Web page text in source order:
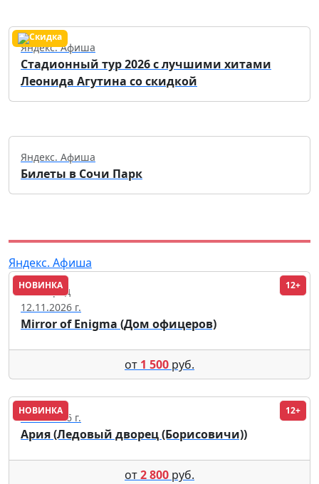
Яндекс. Афиша
Стадионный тур 2026 с лучшими хитами
Леонида Агутина со скидкой
Яндекс. Афиша
Билеты в Сочи Парк
Яндекс. Афиша
НОВИНКА 12+
Волгоград
12.11.2026 г.
Mirror of Enigma (Дом офицеров)
от 1 500 руб.
НОВИНКА 12+
02.10.2026 г.
Ария (Ледовый дворец (Борисовичи))
от2 800 руб.